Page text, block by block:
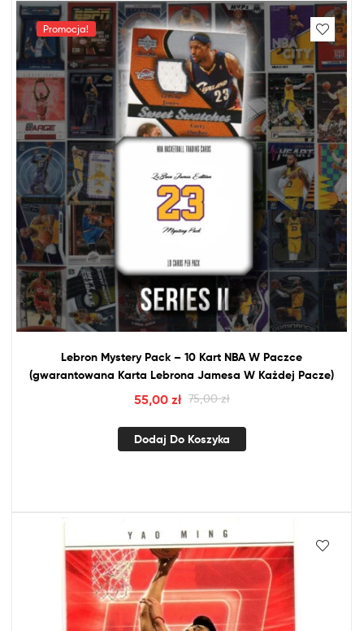
Promocja!
Lebron Mystery Pack – 10 Kart NBAW Paczce
(gwarantowana Karta Lebrona Jamesa W Każdej Pacze)
75,00zł
55,00 zł
Dodaj Do Koszyka